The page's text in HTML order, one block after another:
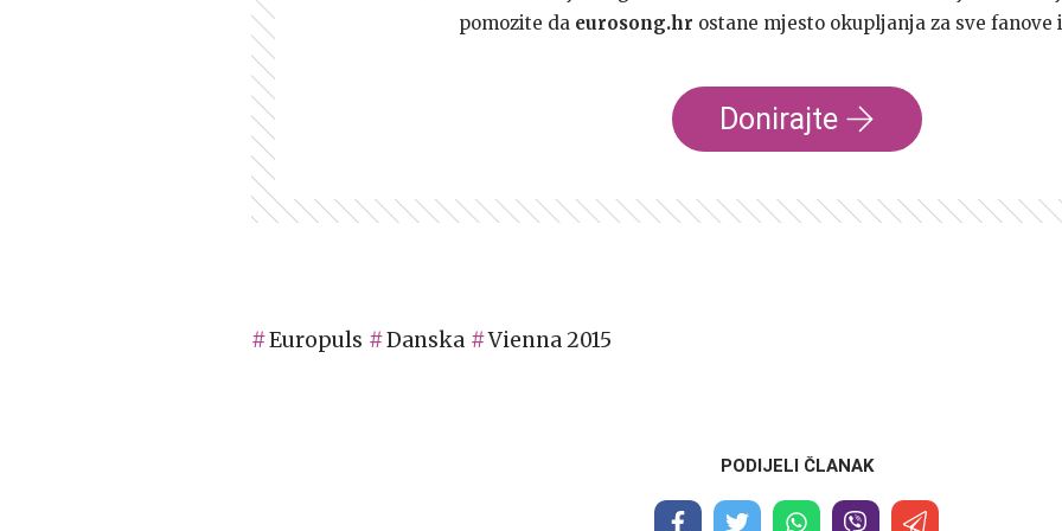
pomozite da eurosong.hr ostane mjesto okupljanja za sve fanove
Donirajte
Europuls Danska Vienna 2015
PODIJELI ČLANAK